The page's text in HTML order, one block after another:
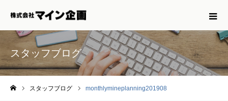
スタッフブログ
スタッフブログ monthlymineplanning201908